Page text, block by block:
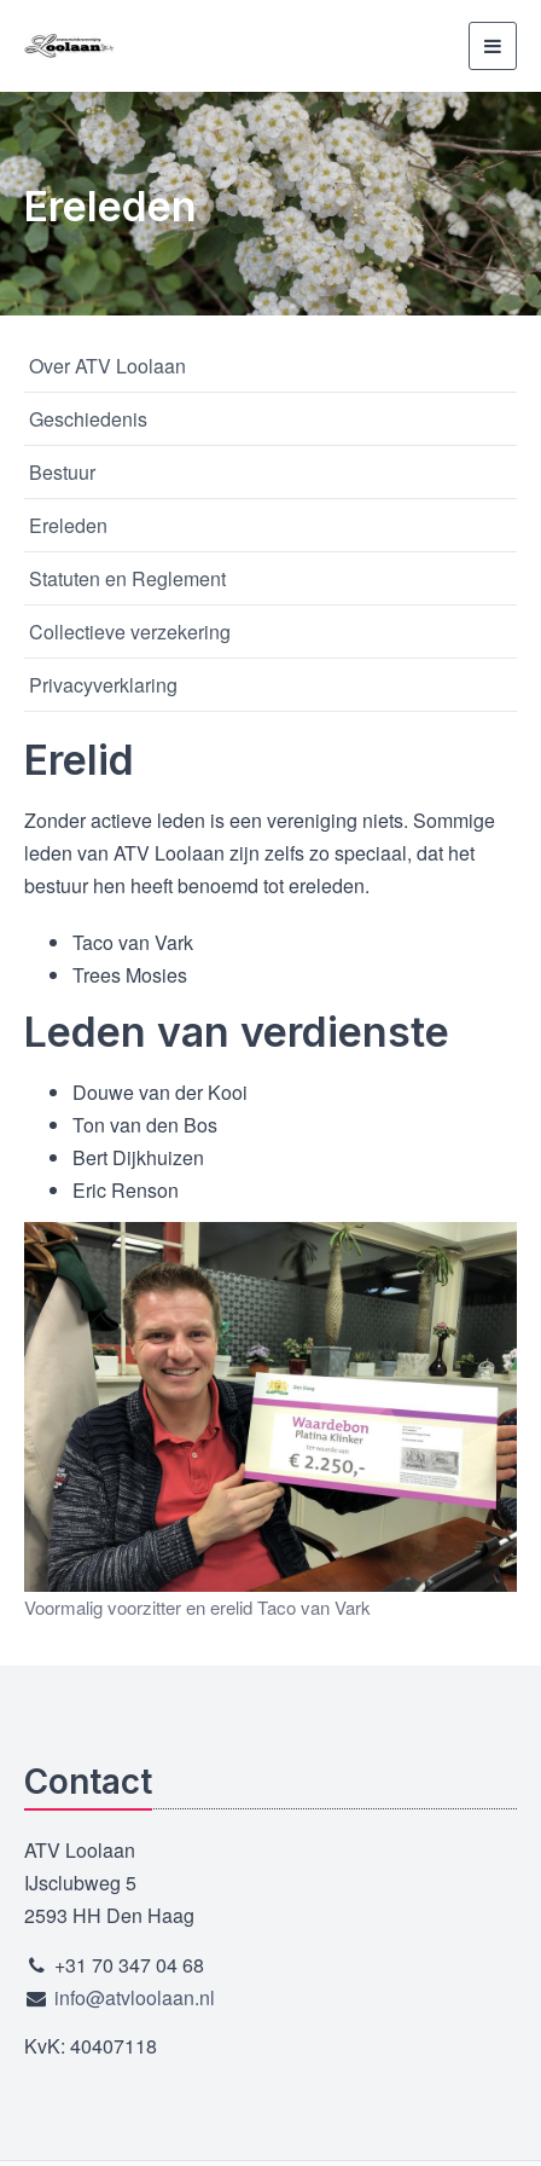
Ereleden
Over ATV Loolaan
Geschiedenis
Bestuur
Ereleden
Statuten en Reglement
Collectieve verzekering
Privacyverklaring
Erelid
Zonder actieve leden is een vereniging niets. Sommige
leden van ATV Loolaan zijn zelfs zo speciaal, dat het
bestuur hen heeft benoemd tot ereleden.
Taco van Vark
Trees Mosies
Leden van verdienste
Douwe van der Kooi
Ton van den Bos
Bert Dijkhuizen
Eric Renson
Voormalig voorzitter en erelid Taco van Vark
Contact
ATV Loolaan
IJsclubweg 5
2593 HH Den Haag
+31 70 347 04 68
info@atvloolaan.nl
KvK: 40407118